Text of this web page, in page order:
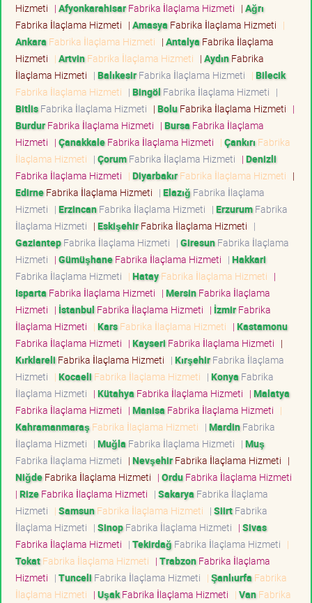
Hizmeti | AfyonkarahisarFabrika İlaçlama Hizmeti | Ağrı
Fabrika İlaçlama Hizmeti | Amasya Fabrika İlaçlama Hizmeti |
Ankara Fabrika İlaçlama Hizmeti | Antalya Fabrika İlaçlama
Hizmeti | ArtvinFabrika İlaçlama Hizmeti | AydınFabrika
İlaçlama Hizmeti | BalıkesirFabrika İlaçlama Hizmeti | Bilecik
Fabrika İlaçlama Hizmeti | Bingöl Fabrika İlaçlama Hizmeti |
BitlisFabrika İlaçlama Hizmeti | BoluFabrika İlaçlama Hizmeti |
BurdurFabrika İlaçlama Hizmeti | Bursa Fabrika İlaçlama
Hizmeti | ÇanakkaleFabrika İlaçlama Hizmeti | Çankırı Fabrika
İlaçlama Hizmeti | ÇorumFabrika İlaçlama Hizmeti | Denizli
Fabrika İlaçlama Hizmeti | DiyarbakırFabrika İlaçlama Hizmeti |
EdirneFabrika İlaçlama Hizmeti | Elazığ Fabrika İlaçlama
Hizmeti | ErzincanFabrika İlaçlama Hizmeti | ErzurumFabrika
İlaçlama Hizmeti | EskişehirFabrika İlaçlama Hizmeti |
GaziantepFabrika İlaçlama Hizmeti | GiresunFabrika İlaçlama
Hizmeti | GümüşhaneFabrika İlaçlama Hizmeti | Hakkari
Fabrika İlaçlama Hizmeti | HatayFabrika İlaçlama Hizmeti |
Isparta Fabrika İlaçlama Hizmeti | MersinFabrika İlaçlama
Hizmeti | İstanbul Fabrika İlaçlama Hizmeti | İzmirFabrika
İlaçlama Hizmeti | KarsFabrika İlaçlama Hizmeti | Kastamonu
Fabrika İlaçlama Hizmeti | Kayseri Fabrika İlaçlama Hizmeti |
Kırklareli Fabrika İlaçlama Hizmeti | KırşehirFabrika İlaçlama
Hizmeti | Kocaeli Fabrika İlaçlama Hizmeti | Konya Fabrika
İlaçlama Hizmeti | Kütahya Fabrika İlaçlama Hizmeti | Malatya
Fabrika İlaçlama Hizmeti | Manisa Fabrika İlaçlama Hizmeti |
Kahramanmaraş Fabrika İlaçlama Hizmeti | MardinFabrika
İlaçlama Hizmeti | Muğla Fabrika İlaçlama Hizmeti | Muş
Fabrika İlaçlama Hizmeti | NevşehirFabrika İlaçlama Hizmeti |
NiğdeFabrika İlaçlama Hizmeti | OrduFabrika İlaçlama Hizmeti
| RizeFabrika İlaçlama Hizmeti | Sakarya Fabrika İlaçlama
Hizmeti | SamsunFabrika İlaçlama Hizmeti | SiirtFabrika
İlaçlama Hizmeti | SinopFabrika İlaçlama Hizmeti | Sivas
Fabrika İlaçlama Hizmeti | Tekirdağ Fabrika İlaçlama Hizmeti |
TokatFabrika İlaçlama Hizmeti | TrabzonFabrika İlaçlama
Hizmeti | Tunceli Fabrika İlaçlama Hizmeti | Şanlıurfa Fabrika
İlaçlama Hizmeti | UşakFabrika İlaçlama Hizmeti | VanFabrika